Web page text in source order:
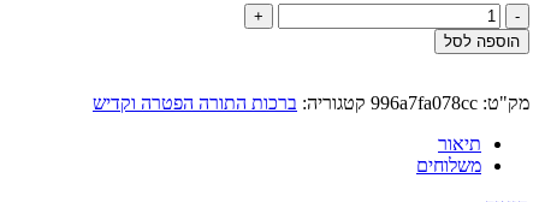
כמות
של
ברכות
והפטרה
הוספה לסל
מק"ט: 996a7fa078cc קטגוריה: ברכות התורה הפטרה וקדיש
תיאור
משלוחים